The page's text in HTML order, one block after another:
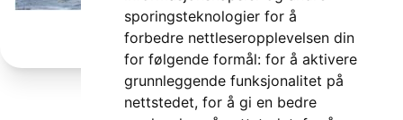
sporingsteknologier for å
forbedre nettleseropplevelsen din
for følgende formål: for å aktivere
grunnleggende funksjonalitet på
nettstedet, for å gi en bedre